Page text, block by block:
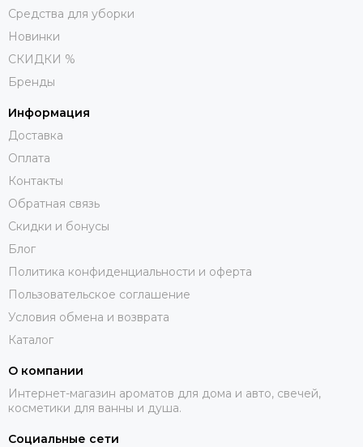
Средства для уборки
Новинки
СКИДКИ %
Бренды
Информация
Доставка
Оплата
Контакты
Обратная связь
Скидки и бонусы
Блог
Политика конфиденциальности и оферта
Пользовательское соглашение
Условия обмена и возврата
Каталог
О компании
Интернет-магазин ароматов для дома и авто, свечей,
косметики для ванны и душа.
Социальные сети